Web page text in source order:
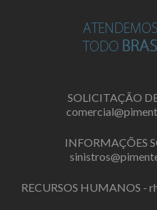
SOLICITAÇÃO
INFORMAÇÕES
RECURSOS HUMANOS -